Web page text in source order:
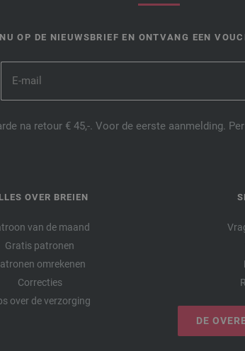
OP DE NIEUWSBRIEF EN ONTVANG EEN
na retour € 45,-. Voor de eerste aanmelding.
OVER BREIEN
van de maand
Gratis patronen
omrekenen
Correcties
over de verzorging
DE